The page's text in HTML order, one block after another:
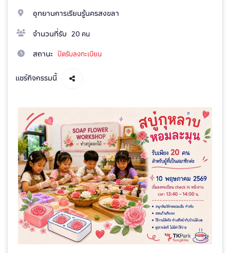
อุทยานการเรียนรู้นครสงขลา
จำนวนที่รับ 20 คน
สถานะ ปิดรับลงทะเบียน
แชร์กิจกรรมนี้